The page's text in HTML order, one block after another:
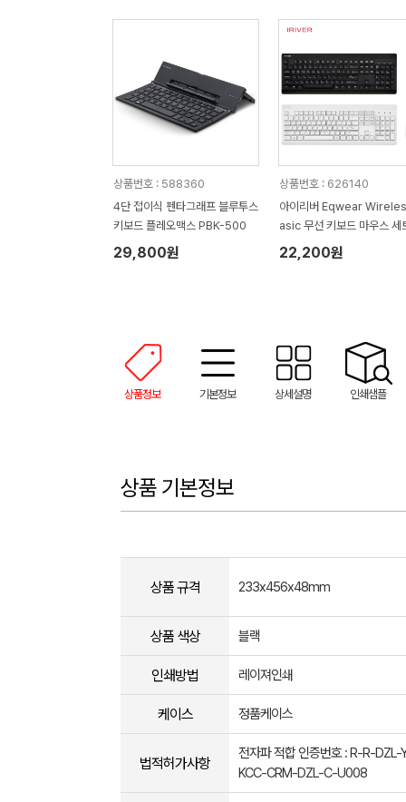
상품번호 : 588360
4단 접이식 펜타그래프 블루투스
키보드 플레오맥스 PBK-500
29,800원
상품번호 : 626140
아이리버 Eqwear
asic 무선 키보드 마우스 세
22,200원
상품정보 기본정보 상세설명 인쇄샘플
상품 기본정보
상품 규격 233x456x48mm
상품 색상 블랙
인쇄방법 레이져인쇄
케이스 정품케이스
법적허가사항
전자파 적합 인증번호 : R-R-
KCC-CRM-DZL-C-U008